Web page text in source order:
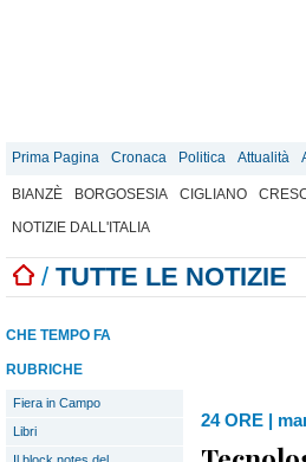
Prima Pagina Cronaca Politica Attualità
BIANZÈ BORGOSESIA CIGLIANO
NOTIZIE DALL'ITALIA
/ TUTTE LE NOTIZIE
CHE TEMPO FA
RUBRICHE
Fiera in Campo
Libri
24 ORE |